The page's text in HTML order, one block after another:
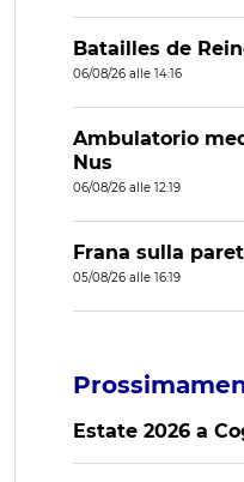
Batailles de
06/08/26 alle 14:16
Ambulatorio
Nus
06/08/26 alle 12:19
Frana sulla
05/08/26 alle 16:19
Estate 2026 a